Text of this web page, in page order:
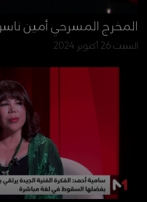
المخرج المسرحي أمين
السبت 26 أكتوبر 2024